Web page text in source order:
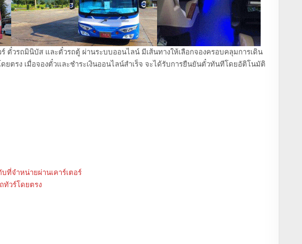
ตั๋วรถมินิบัส และตั๋วรถตู้ ผ่านระบบออนไลน์ มีเส้นทางให้เลือกจองครอบคลุมการเดิน
ยตรง เมื่อจองตั๋วและชำระเงินออนไลน์สำเร็จ จะได้รับการยืนยันตั๋วทันทีโดยอัติโนมัติ
ที่จำหน่ายผ่านเคาร์เตอร์
ทัวร์โดยตรง